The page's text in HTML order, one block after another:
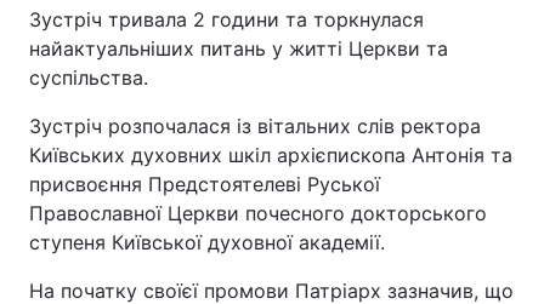
Зустріч тривала 2 години та торкнулася
найактуальніших питань у житті Церкви та
суспільства.
Зустріч розпочалася із вітальних слів ректора
Київських духовних шкіл архієпископа Антонія та
присвоєння Предстоятелеві Руської
Православної Церкви почесного докторського
ступеня Київської духовної академії.
На початку своїєї промови Патріарх зазначив, що